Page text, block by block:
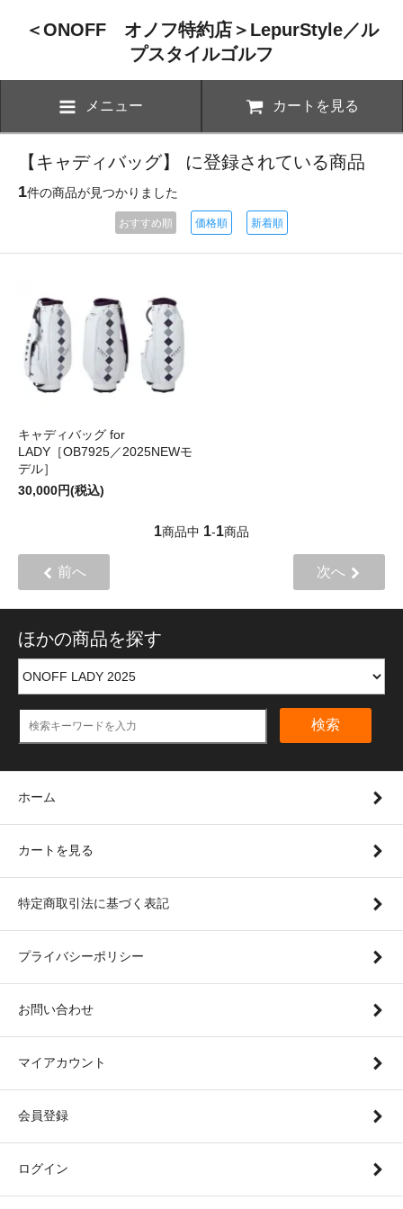
＜ONOFF オノフ特約店＞LepurStyle／ル
プスタイルゴルフ
メニュー カートを見る
【キャディバッグ】 に登録されている商品
1件の商品が見つかりました
おすすめ順 価格順 新着順
キャディバッグ for
LADY［OB7925／2025NEWモ
デル］
30,000円(税込)
1商品中 1-1商品
前へ 次へ
ほかの商品を探す
検索
ホーム
カートを見る
特定商取引法に基づく表記
プライバシーポリシー
お問い合わせ
マイアカウント
会員登録
ログイン